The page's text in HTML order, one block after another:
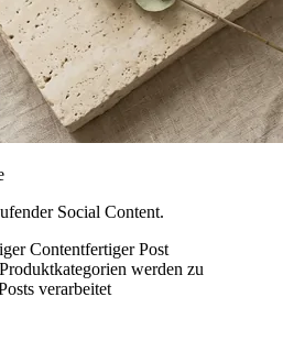
Social Content.
Contentfertiger Post
werden zu
verarbeitet